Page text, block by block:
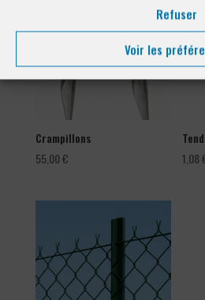
Refuser
Voir les
Crampillons
55,00€
1,08